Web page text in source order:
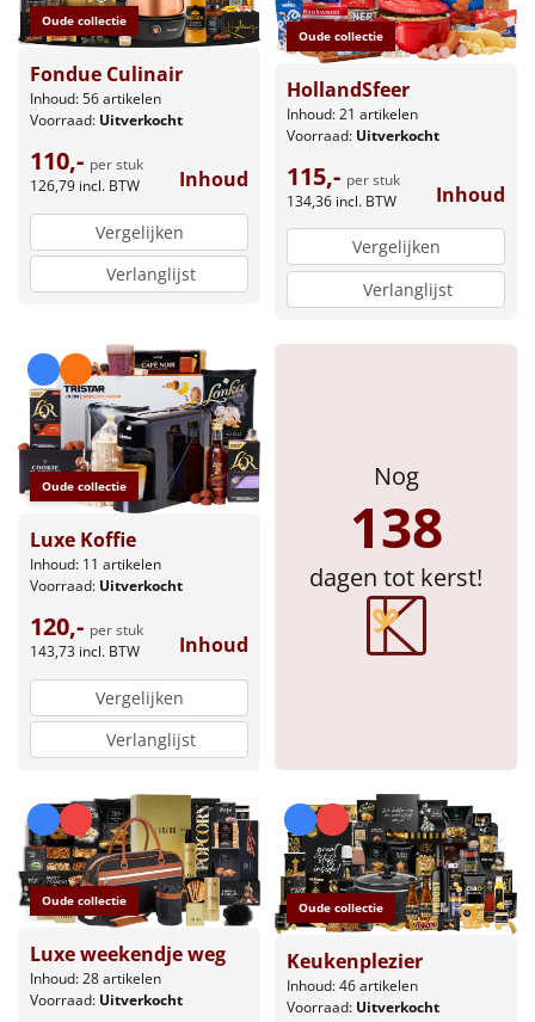
Slowcooker POPULAIR
Noodradio NIEUW
Deken (fleece plaid)
Alle artikelen
Overige
Ideeën
Personeel
Doe het zelf
Sinterklaaspakketten
Kerstgeschenken 2026
Relatiegeschenken
Cadeaubon
Per stuk
Alle overige
Oude collectie
Fondue Culinair
Inhoud: 56 artikelen
Voorraad: Uitverkocht
110,- per stuk
126,79 incl. BTW Inhoud
Vergelijken
Verlanglijst
Oude collectie
HollandSfeer
Inhoud: 21 artikelen
Voorraad: Uitverkocht
115,- per stuk
134,36 incl. BTW Inhoud
Vergelijken
Verlanglijst
Oude collectie
Luxe Koffie
Inhoud: 11 artikelen
Voorraad: Uitverkocht
120,- per stuk
143,73 incl. BTW Inhoud
Vergelijken
Verlanglijst
Nog
138
dagen tot kerst!
Oude collectie
Luxe weekendje weg
Inhoud: 28 artikelen
Voorraad: Uitverkocht
Oude collectie
Keukenplezier
Inhoud: 46 artikelen
Voorraad: Uitverkocht